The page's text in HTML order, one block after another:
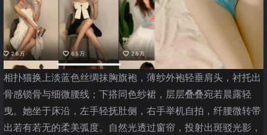
相扑猫换上淡蓝色丝绸抹胸旗袍，薄纱外袍轻垂肩头，衬托出
骨感锁骨与细微腰线；下搭同色纱裙，层层叠叠宛若晨露轻
曳。她坐于床沿，左手轻抚肚侧，右手举机自拍，纤腰微转带
出若有若无的柔美弧度。自然光透过窗帘，投射出斑驳光影，